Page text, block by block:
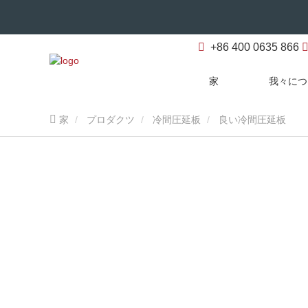
+86 400 0635 866
家 我々に
家 プロダクツ 冷間圧延板 良い冷間圧延板